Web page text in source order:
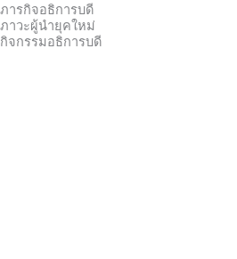
ภารกิจอธิการบดี
ภาวะผู้นำยุคใหม่
กิจกรรมอธิการบดี